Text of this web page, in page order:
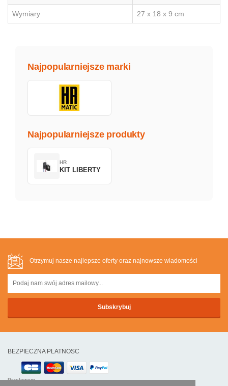
Wymiary 27 x 18 x 9 cm
Najpopularniejsze marki
Najpopularniejsze produkty
HR
KIT LIBERTY
Otrzymuj nasze najlepsze oferty oraz najnowsze wiadomości
BEZPIECZNA PLATNOSC
Przelewem